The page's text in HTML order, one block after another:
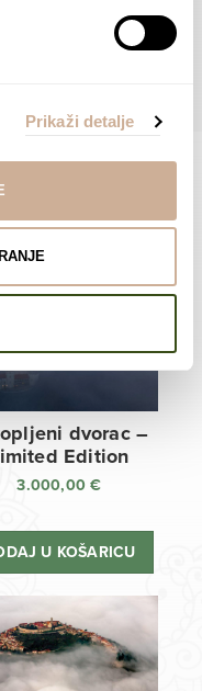
Prikaži detalje
do
138,00 €
OVOJ KATEGORIJI
dvorac –
Edition
3.000,00€
U KOŠARICU